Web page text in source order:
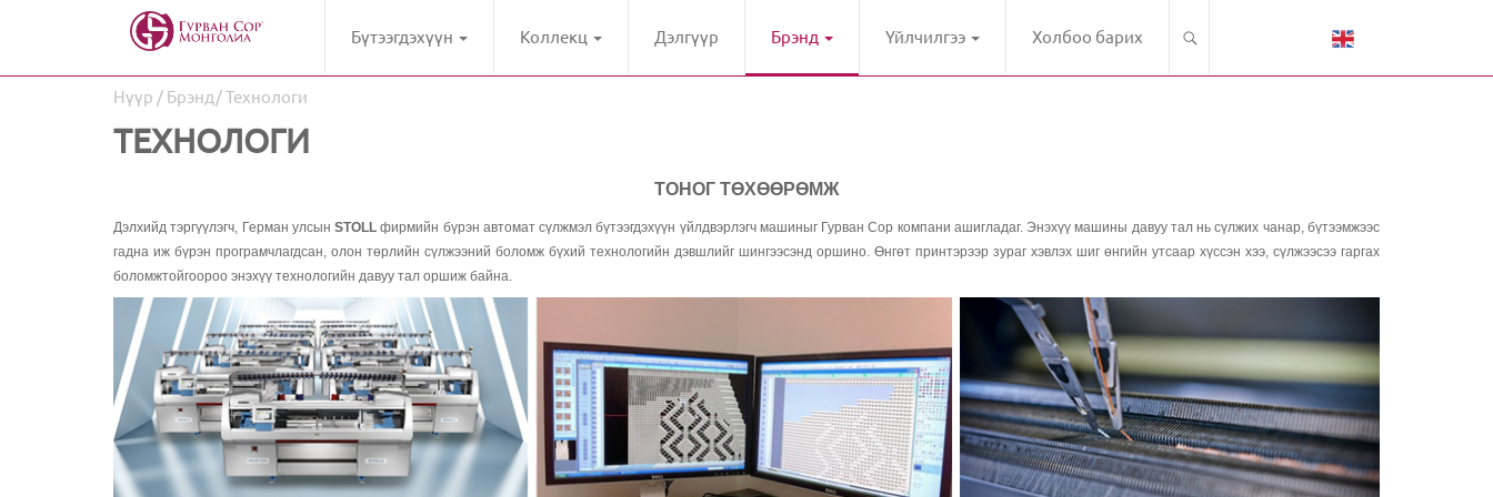
Бүтээгдэхүүн Коллекц Дэлгүүр Брэнд Үйлчилгээ Холбоо барих
Нүүр / Брэнд/ Технологи
ТЕХНОЛОГИ
ТОНОГ ТӨХӨӨРӨМЖ
Дэлхийд тэргүүлэгч, Герман улсынSTOLL фирмийн бүрэн автомат сүлжмэл бүтээгдэхүүн үйлдвэрлэгч машиныг Гурван Сор компани ашигладаг. Энэхүү машины давуу тал нь сүлжих чанар, бүтээмжээс
гадна иж бүрэн програмчлагдсан, олон төрлийн сүлжээний боломж бүхий технологийн дэвшлийг шингээсэнд оршино. Өнгөт принтэрээр зураг хэвлэх шиг өнгийн утсаар хүссэн хээ, сүлжээсээ гаргах
боломжтойгоороо энэхүү технологийн давуу тал оршиж байна.